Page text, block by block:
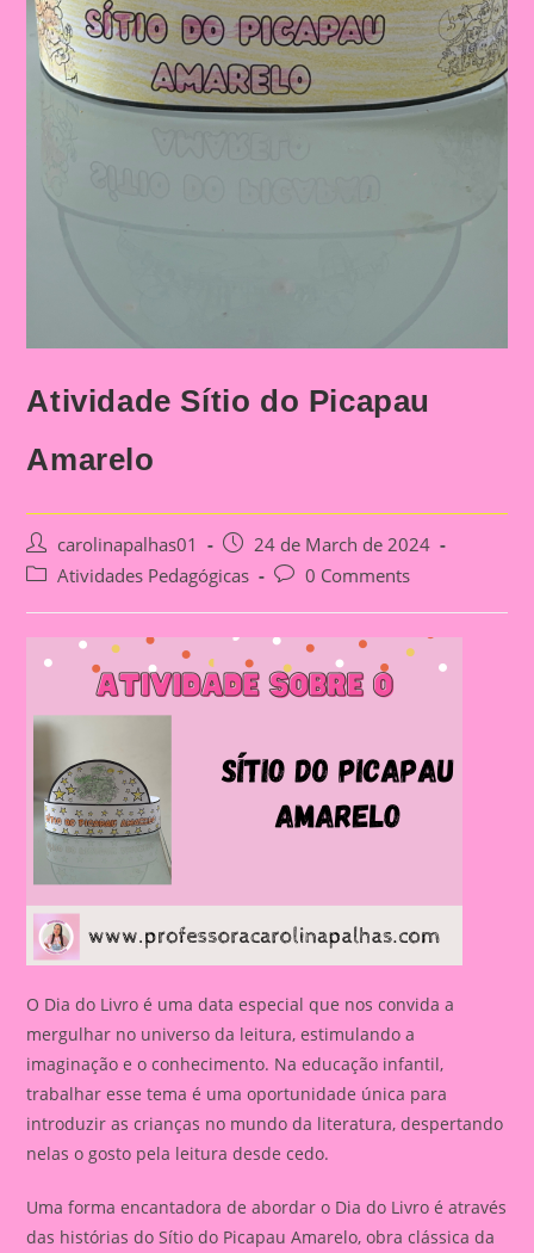
Atividade Sítio do Picapau
Amarelo
Post
author:
carolinapalhas01
Post
published:
24 de March de 2024
PostAtividades Pedagógicas
Post0 Comments
O Dia do Livro é uma data especial que nos convida a
mergulhar no universo da leitura, estimulando a
imaginação e o conhecimento. Na educação infantil,
trabalhar esse tema é uma oportunidade única para
introduzir as crianças no mundo da literatura, despertando
nelas o gosto pela leitura desde cedo.
Uma forma encantadora de abordar o Dia do Livro é através
das histórias do Sítio do Picapau Amarelo, obra clássica da